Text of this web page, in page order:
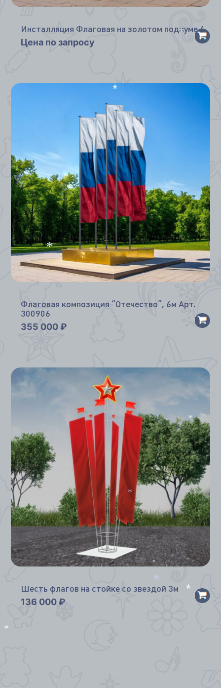
Инсталляция Флаговая на золотом подиуме 6
Цена по запросу
Флаговая композиция “Отечество”, 6м Арт.
300906
355 000 ₽
Шесть флагов на стойке со звездой 3м
136 000 ₽
*
*
*
*
*
*